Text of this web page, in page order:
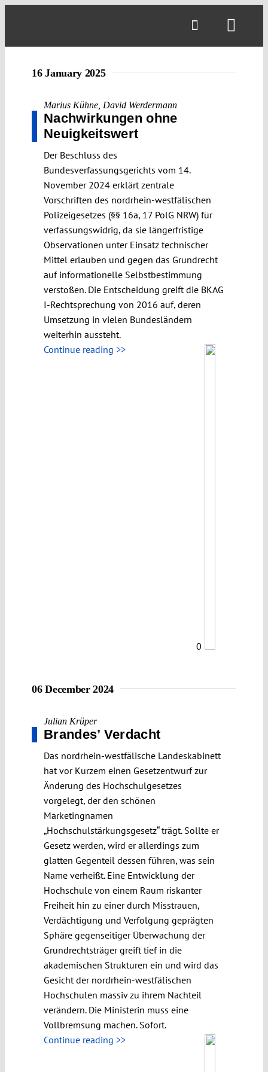
16 January 2025
Marius Kühne David Werdermann
Nachwirkungen ohne
Neuigkeitswert
Der Beschluss des
Bundesverfassungsgerichts vom 14.
November 2024 erklärt zentrale
Vorschriften des nordrhein-westfälischen
Polizeigesetzes (§§ 16a, 17 PolG NRW) für
verfassungswidrig, da sie längerfristige
Observationen unter Einsatz technischer
Mittel erlauben und gegen das Grundrecht
auf informationelle Selbstbestimmung
verstoßen. Die Entscheidung greift die BKAG
I-Rechtsprechung von 2016 auf, deren
Umsetzung in vielen Bundesländern
weiterhin aussteht.
Continue reading >>
0
06 December 2024
Julian Krüper
Brandes’ Verdacht
Das nordrhein-westfälische Landeskabinett
hat vor Kurzem einen Gesetzentwurf zur
Änderung des Hochschulgesetzes
vorgelegt, der den schönen
Marketingnamen
„Hochschulstärkungsgesetz“ trägt. Sollte er
Gesetz werden, wird er allerdings zum
glatten Gegenteil dessen führen, was sein
Name verheißt. Eine Entwicklung der
Hochschule von einem Raum riskanter
Freiheit hin zu einer durch Misstrauen,
Verdächtigung und Verfolgung geprägten
Sphäre gegenseitiger Überwachung der
Grundrechtsträger greift tief in die
akademischen Strukturen ein und wird das
Gesicht der nordrhein-westfälischen
Hochschulen massiv zu ihrem Nachteil
verändern. Die Ministerin muss eine
Vollbremsung machen. Sofort.
Continue reading >>